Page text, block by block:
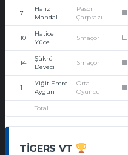
7
Hafız
Mandal
Pasör
Çarprazı
10
Hatice
Yüce
Smaçör
14
Şükrü
Deveci
Smaçör
1
Yiğit Emre
Aygün
Orta
Oyuncu
Total
TIGERS VT